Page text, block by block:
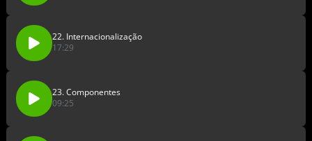
22. Internacionalização
17:29
23. Componentes
09:25